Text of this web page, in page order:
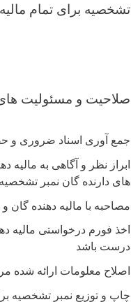
تشخصیه برای تمام
:صلاحیت و مسئولیت
جمع آوری اسناد ضروری و
ابراز نظر و آگاهی به
های دارنده گان نمبر تشخصیه
مصاحبه با مالیه دهنده
اخذ فورم درخواستی مالیه
درست باشد
اصلاح معلومات ارائه شده
چاپ و توزیع نمبر تشخصیه